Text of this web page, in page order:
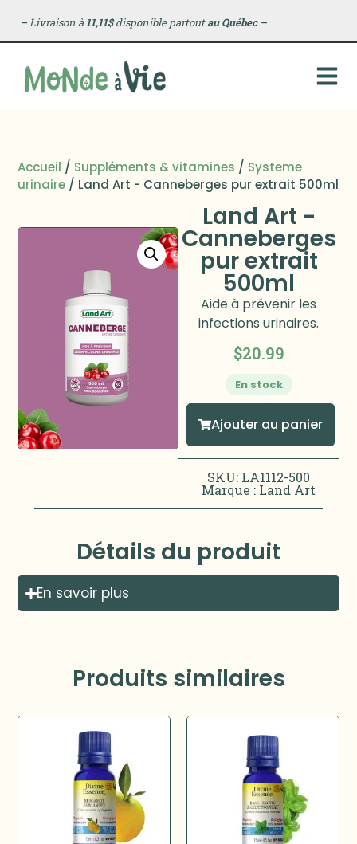
–Livraison à11,11$disponible partoutau Québec –
Accueil / Suppléments & vitamines / Systeme
urinaire / Land Art - Canneberges pur extrait 500ml
Land Art -
Canneberges
pur extrait
500ml
Aide à prévenir les
infections urinaires.
$20.99
En stock
Ajouter au panier
SKU: LA1112-500
Marque : Land Art
Détails du produit
En savoir plus
Produits similaires